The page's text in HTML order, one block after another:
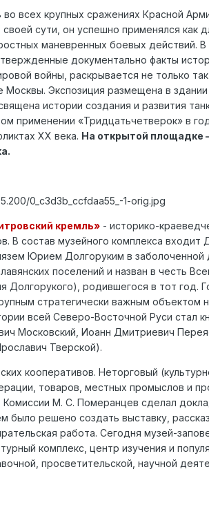
всех крупных сражениях Красной
сути, он успешно применялся как
маневренных боевых действий.
документально факты
войны, раскрывается не только
Москвы. Экспозиция размещена в
истории создания и развития
применении «Тридцатьчетверок» в
ХХ века. На открытой площадке
0_c3d3b_ccfdaa55_-1-orig.jpg
кремль» - историко-
В состав музейного комплекса входит
Юрием Долгоруким в
поселений и назван в честь
родившегося в тот год.
стратегически важным объектом
всей Северо-Восточной Руси стал
Московский, Иоанн Дмитриевич
Тверской).
кооперативов. Неторговый
товаров, местных промыслов и
Комиссии М. С. Померанцев сделал
было решено создать выставку,
работа. Сегодня музей-
комплекс, центр изучения и
просветительской, научной